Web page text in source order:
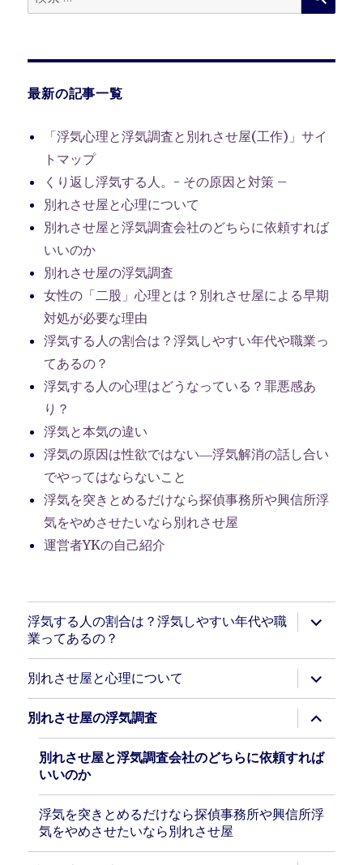
索:
最新の記事一覧
「浮気心理と浮気調査と別れさせ屋(工作)」サイ
トマップ
くり返し浮気する人。- その原因と対策 –
別れさせ屋と心理について
別れさせ屋と浮気調査会社のどちらに依頼すれば
いいのか
別れさせ屋の浮気調査
女性の「二股」心理とは？別れさせ屋による早期
対処が必要な理由
浮気する人の割合は？浮気しやすい年代や職業っ
てあるの？
浮気する人の心理はどうなっている？罪悪感あ
り？
浮気と本気の違い
浮気の原因は性欲ではない―浮気解消の話し合い
でやってはならないこと
浮気を突きとめるだけなら探偵事務所や興信所浮
気をやめさせたいなら別れさせ屋
運営者YKの自己紹介
浮気する人の割合は？浮気しやすい年代や職
業ってあるの？
サ
ブ
ニ
ュ
を
展
別れさせ屋と心理について
サ
ブ
メ
ニ
ュ
ー
を
展
別れさせ屋の浮気調査
サ
ブ
メ
ニ
ュ
を
開
別れさせ屋と浮気調査会社のどちらに依頼すれば
いいのか
浮気を突きとめるだけなら探偵事務所や興信所浮
気をやめさせたいなら別れさせ屋